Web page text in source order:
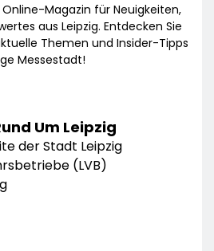
Online-Magazin für Neuigkeiten,
aus Leipzig. Entdecken Sie
Themen und Insider-Tipps
Messestadt!
Um Leipzig
der Stadt Leipzig
(LVB)